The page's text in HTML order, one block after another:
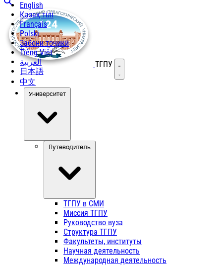
English
Қазақ тілі
Français
Polski
Забони тоҷикӣ
Tiếng Việt
العربية
日本語
中文
ТГПУ Открыть меню
Университет
Путеводитель
ТГПУ в СМИ
Миссия ТГПУ
Руководство вуза
Структура ТГПУ
Факультеты, институты
Научная деятельность
Международная деятельность